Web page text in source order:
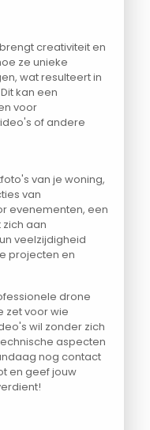
creativiteit en
ze unieke
wat resulteert in
kan een
voor
of andere
van je woning,
van
evenementen, een
aan
veelzijdigheid
projecten en
drone
zet voor wie
wil zonder zich
aspecten
nog contact
en geef jouw